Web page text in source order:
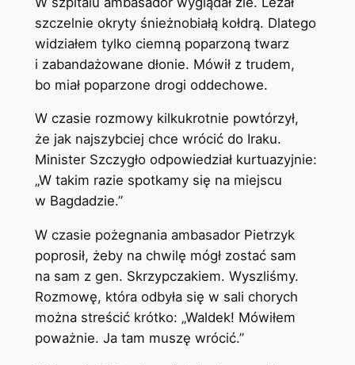
szczelnie okryty śnieżnobiałą kołdrą. Dlatego
widziałem tylko ciemną poparzoną twarz
i zabandażowane dłonie. Mówił z trudem,
bo miał poparzone drogi oddechowe.
W czasie rozmowy kilkukrotnie powtórzył,
że jak najszybciej chce wrócić do Iraku.
Minister Szczygło odpowiedział kurtuazyjnie:
„W takim razie spotkamy się na miejscu
w Bagdadzie.”
W czasie pożegnania ambasador Pietrzyk
poprosił, żeby na chwilę mógł zostać sam
na sam z gen. Skrzypczakiem. Wyszliśmy.
Rozmowę, która odbyła się w sali chorych
można streścić krótko: „Waldek! Mówiłem
poważnie. Ja tam muszę wrócić.”